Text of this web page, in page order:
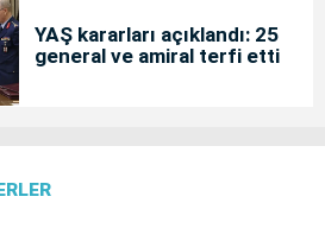
YAŞ kararları açıklandı: 25
general ve amiral terfi etti